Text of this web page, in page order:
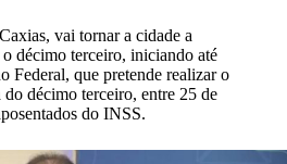
vai tornar a cidade a
décimo terceiro, iniciando até
Federal, que pretende realizar o
do décimo terceiro, entre 25 de
do INSS.